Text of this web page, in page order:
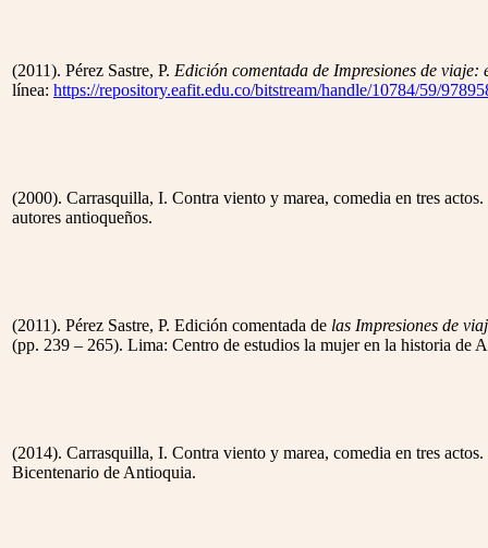
(2011). Pérez Sastre, P. Edición comentada de Impresiones de viaje:
línea: https://repository.eafit.edu.co/bitstream/handle/10784/59/
(2000). Carrasquilla, I. Contra viento y marea, comedia en tres actos.
autores antioqueños.
(2011). Pérez Sastre, P. Edición comentada de las Impresiones de
(pp. 239 – 265). Lima: Centro de estudios la mujer en la historia
(2014). Carrasquilla, I. Contra viento y marea, comedia en tres
Bicentenario de Antioquia.